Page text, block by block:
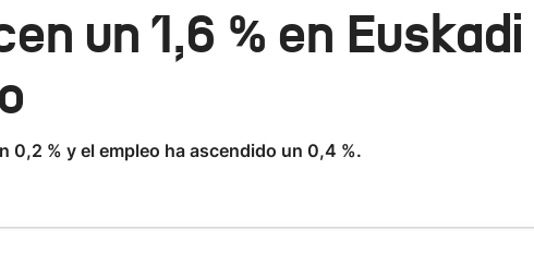
un 1,6 % en
0,2 % y el empleo ha ascendido un 0,4 %.